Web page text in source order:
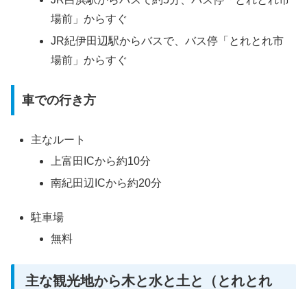
場前」からすぐ
JR紀伊田辺駅からバスで、バス停「とれとれ市
場前」からすぐ
車での行き方
主なルート
上富田ICから約10分
南紀田辺ICから約20分
駐車場
無料
主な観光地から木と水と土と（とれとれ